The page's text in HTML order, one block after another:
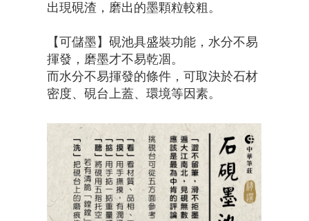
出現硯渣，磨出的墨顆粒較粗。
【可儲墨】硯池具盛裝功能，水分不易
揮發，磨墨才不易乾凅。
而水分不易揮發的條件，可取決於石材
密度、硯台上蓋、環境等因素。